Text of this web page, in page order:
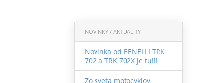
NOVINKY / AKTUALITY
Novinka od BENELLI TRK
702 a TRK 702X je tu!!!
Zo sveta motocyklov